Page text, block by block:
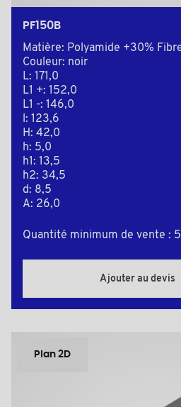
PF150B
Matière: Polyamide +30%
Couleur: noir
L: 171,0
L1 +: 152,0
L1 -: 146,0
l: 123,6
H: 42,0
h: 5,0
h1: 13,5
h2: 34,5
d: 8,5
A: 26,0
Quantité minimum de vente :
Ajouter au devis
Plan 2D